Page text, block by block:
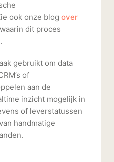
ook onze blog over
dit proces
gebruikt om data
of
aan de
inzicht mogelijk in
of leverstatussen
handmatige